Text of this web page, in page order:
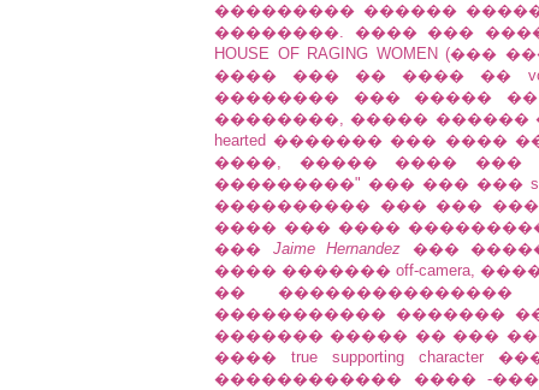
��������� ������
��������. ���� ���
HOUSE OF RAGING
���� ��� �� ���� ��
�������� ��� �����
��������, ����� ������
hearted ������� ���
����, ����� ���� ���
���������" ��� ��� ���
���������� ��� ���
���� ��� ����
��� Jaime Hernandez ���
���� ������� off-camera,
��
����������� �������
������� ����� �� ��� ���
���� true supporting
������������ ���� -